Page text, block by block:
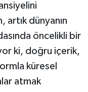
dünyanın
öncelikli bir
ki, doğru içerik,
küresel
atmak